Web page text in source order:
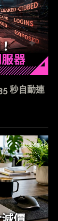
秒自動連